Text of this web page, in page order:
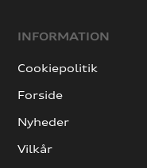
INFORMATION
Cookiepolitik
Forside
Nyheder
Vilkår